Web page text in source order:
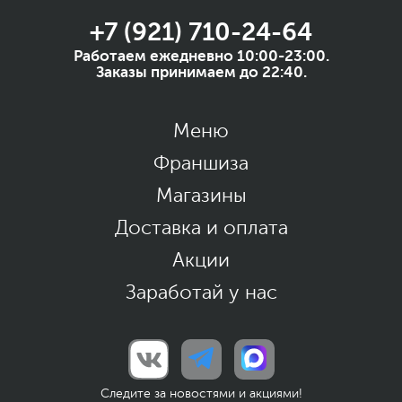
+7 (921) 710-24-64
Работаем ежедневно 10:00-23:00.
Заказы принимаем до 22:40.
Меню
Франшиза
Магазины
Доставка и оплата
Акции
Заработай у нас
Следите за новостями и акциями!